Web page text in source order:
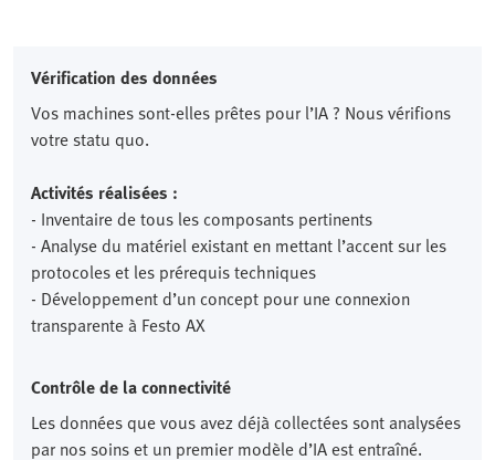
Vérification des données
Vos machines sont-elles prêtes pour l’IA ? Nous vérifions
votre statu quo.
Activités réalisées :
- Inventaire de tous les composants pertinents
- Analyse du matériel existant en mettant l’accent sur les
protocoles et les prérequis techniques
- Développement d’un concept pour une connexion
transparente à Festo AX
Contrôle de la connectivité
Les données que vous avez déjà collectées sont analysées
par nos soins et un premier modèle d’IA est entraîné.